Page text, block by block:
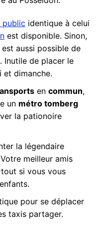
public identique à celui
est disponible. Sinon,
aussi possible de
Inutile de placer le
et dimanche.
en commun,
un métro tomberg
la pationoire
la légendaire
meilleur amis
si vous vous
pour se déplacer
taxis partager.